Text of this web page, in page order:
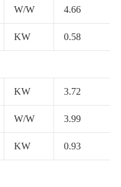
W/W 4.66
KW 0.58
KW 3.72
W/W 3.99
KW 0.93